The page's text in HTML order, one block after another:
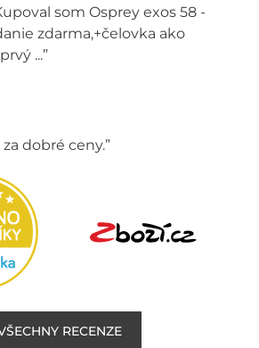
som Osprey exos 58 -
zdarma,+čelovka ako
...”
dobré ceny.”
RECENZE